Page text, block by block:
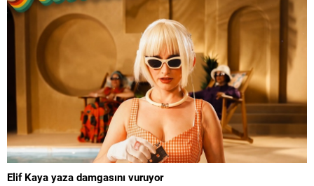
içinde yaşatmaya devam...
Elif Kaya yaza damgasını vuruyor